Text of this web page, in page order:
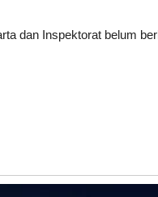
dan Inspektorat belum